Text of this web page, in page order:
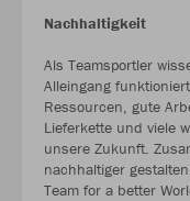
Nachhaltigkeit
Als Teamsportler
Alleingang
Ressourcen, gute
Lieferkette und viele
unsere Zukunft.
nachhaltiger
Team for a better